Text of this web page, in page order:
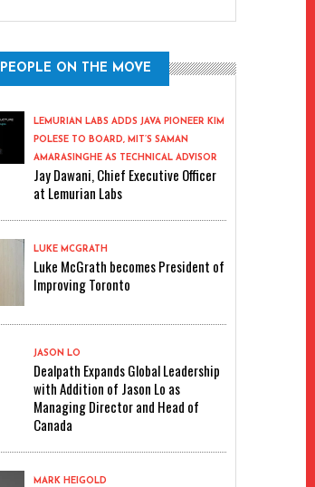
PEOPLE ON THE MOVE
LEMURIAN LABS ADDS JAVA PIONEER KIM
POLESE TO BOARD, MIT’S SAMAN
AMARASINGHE AS TECHNICAL ADVISOR
Jay Dawani, Chief Executive Officer
at Lemurian Labs
LUKE MCGRATH
Luke McGrath becomes President of
Improving Toronto
JASON LO
Dealpath Expands Global Leadership
with Addition of Jason Lo as
Managing Director and Head of
Canada
MARK HEIGOLD